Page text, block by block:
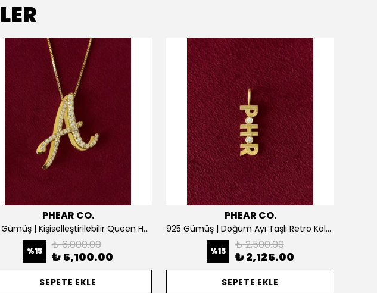
PHEAR CO.
925 Gümüş | Kişiselleştirilebilir Queen Harf Kolye
%15 ₺ 6,000.00
₺ 5,100.00
SEPETE EKLE
PHEAR CO.
925 Gümüş | Doğum Ayı Taşlı Retro Kolye
%15 ₺ 2,500.00
₺ 2,125.00
SEPETE EKLE